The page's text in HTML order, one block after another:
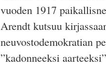
vuoden 1917
Arendt kutsuu
neuvostodemokratian
”kadonneeksi